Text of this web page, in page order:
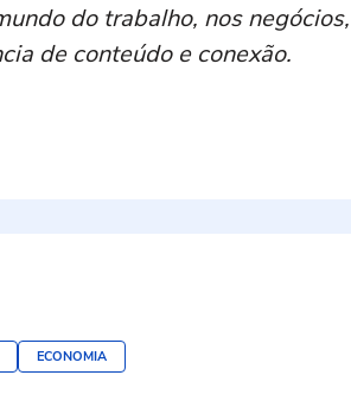
do trabalho, nos
de conteúdo e conexão.
ECONOMIA